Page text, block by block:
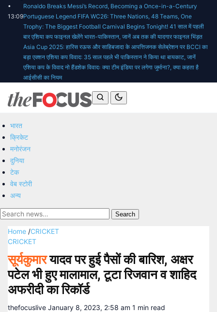
•
13:09
Ronaldo Breaks Messi’s Record, Becoming a Once-in-a-Century
Portuguese Legend FIFA WC26: Three Nations, 48 Teams, One
Trophy: The Biggest Football Carnival Begins Tonight! 41 साल में पहली
बार एशिया कप फाइनल खेलेंगे भारत-पाकिस्तान, जानें अब तक की यादगार फाइनल भिंड़त
Asia Cup 2025: हारिस रऊफ और साहिबजादा के आपत्तिजनक सेलेब्रेशन पर BCCI का
बड़ा एक्शन एशिया कप विवाद: 35 साल पहले भी पाकिस्तान ने किया था बायकाट, जानें
एशिया कप के विवाद नो हैंडशेक विवादः क्या टीम इंडिया पर लगेगा जुर्माना?, क्या कहता है
आईसीसी का नियम
भारत
क्रिकेट
मनोरंजन
दुनिया
टेक
वेब स्टोरी
अन्य
Search
Home /CRICKET
CRICKET
सूर्यकुमारयादव पर हुई पैसों की बारिश, अक्षर
पटेल भी हुए मालामाल, टूटा रिजवान व शाहिद
अफरीदी का रिकॉर्ड
thefocuslive January 8, 2023, 2:58 am 1 min read